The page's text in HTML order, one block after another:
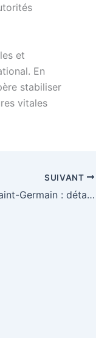
et
En
stabiliser
vitales
SUIVANT
Lens – Paris Saint-Germain : détails de la diffusion et enjeux du choc de Ligue 1